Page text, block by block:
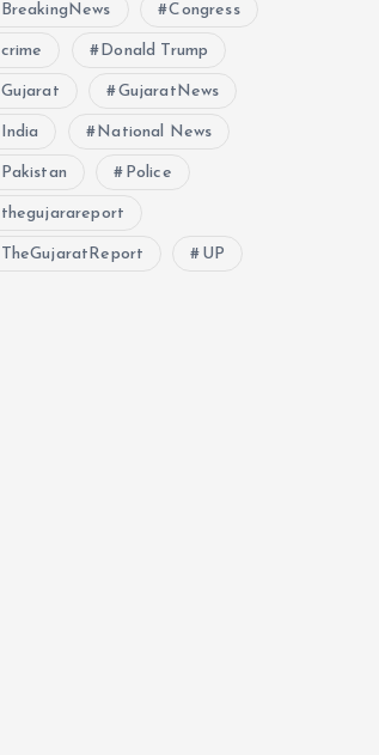
BreakingNews Congress
crime Donald Trump
Gujarat GujaratNews
India National News
Pakistan Police
thegujarareport
TheGujaratReport UP